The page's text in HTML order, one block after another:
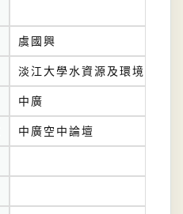
虞國興
淡江大學水資源及環境工程
中廣
中廣空中論壇